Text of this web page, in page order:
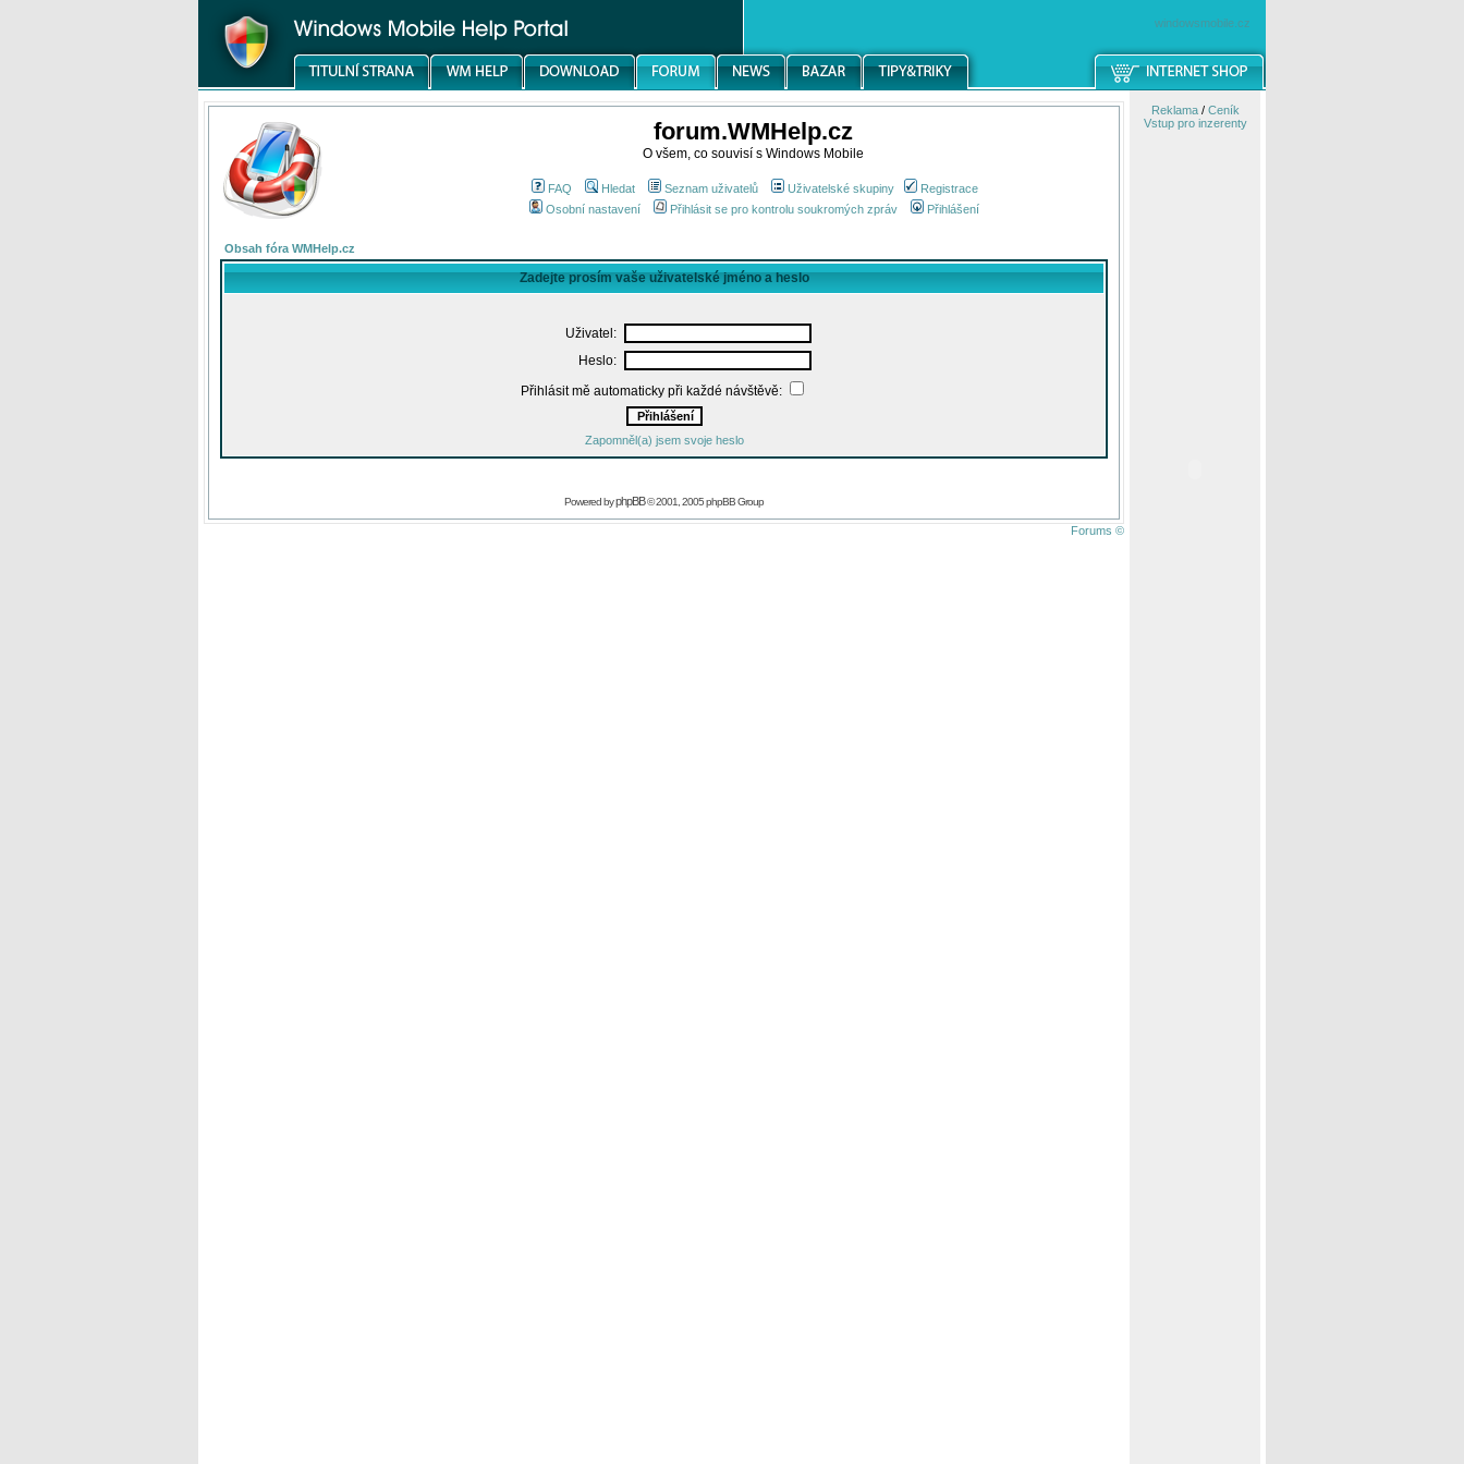
windowsmobile.cz
forum.WMHelp.cz
O všem, co souvisí s Windows Mobile
FAQ Hledat Seznam uživatelů Uživatelské skupiny
Registrace
Osobní nastavení
Přihlásit se pro kontrolu soukromých zpráv Přihlášení
Obsah fóra WMHelp.cz
Zadejte prosím vaše uživatelské jméno a heslo
Uživatel:
Heslo:
Přihlásit mě automaticky při každé návštěvě:
Zapomněl(a) jsem svoje heslo
Powered byphpBB© 2001, 2005 phpBB Group
Forums ©
Reklama/ Ceník
Vstup pro inzerenty